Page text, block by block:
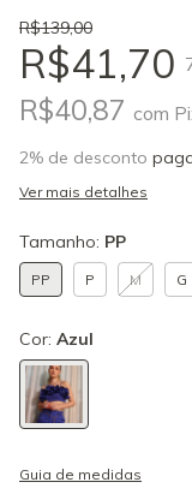
R$139,00
R$41,70
R$40,87 com
2% de desconto
Ver mais detalhes
Tamanho: PP
PP P M G
Cor: Azul
Guia de medidas